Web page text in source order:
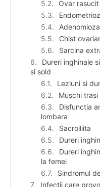
Ovar rasucit
Adenomioza
Chist
Sarcina
Dureri inghinale
si sold
Leziuni si
Muschi trasi
Disfunctia
lombara
Sacroiliita
Dureri
Dureri
la femei
Sindromul
Infectii care